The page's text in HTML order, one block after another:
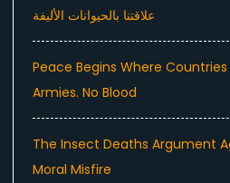
علاقتنا بالحيوانات الأليفة
Peace Begins Where Countries
Armies. No Blood
The Insect Deaths Argument
Moral Misfire